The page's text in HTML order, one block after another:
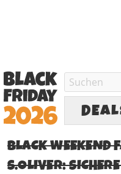
BLACK WEEKEND
S.OLIVER: